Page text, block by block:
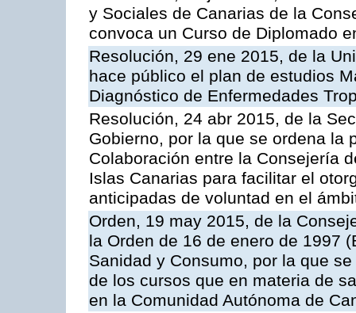
y Sociales de Canarias de la
convoca un Curso de Diplomado
Resolución, 29 ene 2015, de la
hace público el plan de estudios
Diagnóstico de Enfermedades
Resolución, 24 abr 2015, de la
Gobierno, por la que se ordena la
Colaboración entre la Consejería
Islas Canarias para facilitar el
anticipadas de voluntad en el
Orden, 19 may 2015, de la
la Orden de 16 de enero de 1997
Sanidad y Consumo, por la que
de los cursos que en materia de
en la Comunidad Autónoma de